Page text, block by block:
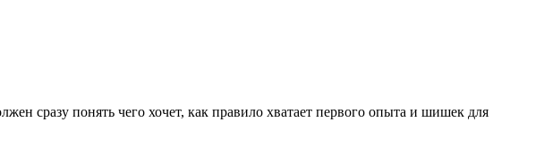
сразу понять чего хочет, как правило хватает первого опыта и шишек для